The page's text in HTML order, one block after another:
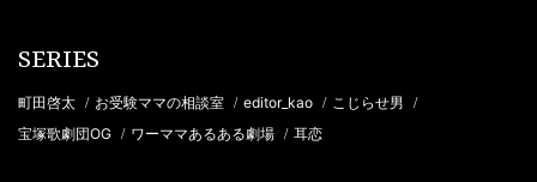
SERIES
町田啓太 / お受験ママの相談室 / editor_kao / こじらせ男 /
宝塚歌劇団OG / ワーママあるある劇場 / 耳恋